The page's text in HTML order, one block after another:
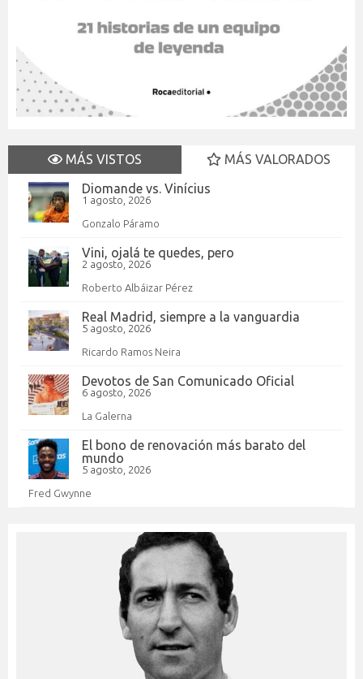
MÁS VISTOS
MÁS VALORADOS
Diomande vs. Vinícius
1 agosto, 2026
Gonzalo Páramo
Vini, ojalá te quedes, pero
2 agosto, 2026
Roberto Albáizar Pérez
Real Madrid, siempre a la vanguardia
5 agosto, 2026
Ricardo Ramos Neira
Devotos de San Comunicado Oficial
6 agosto, 2026
La Galerna
El bono de renovación más barato del
mundo
5 agosto, 2026
Fred Gwynne